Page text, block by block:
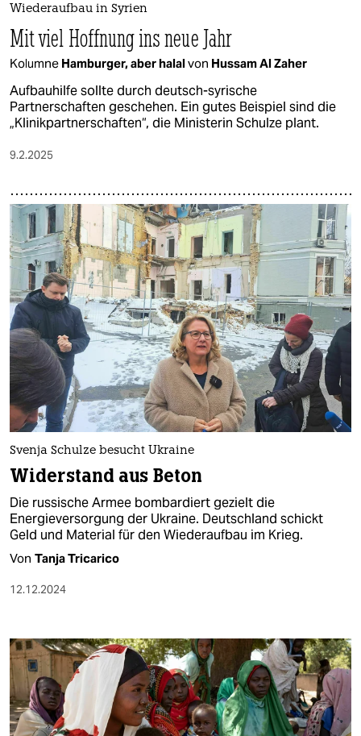
Wiederaufbau in Syrien
Mit viel Hoffnung ins neue Jahr
Kolumne Hamburger, aber halalvon Hussam Al Zaher
Aufbauhilfe sollte durch deutsch-syrische
Partnerschaften geschehen. Ein gutes Beispiel sind die
„Klinikpartnerschaften“, die Ministerin Schulze plant.
9.2.2025
Svenja Schulze besucht Ukraine
Widerstand aus Beton
Die russische Armee bombardiert gezielt die
Energieversorgung der Ukraine. Deutschland schickt
Geld und Material für den Wiederaufbau im Krieg.
Von Tanja Tricarico
12.12.2024